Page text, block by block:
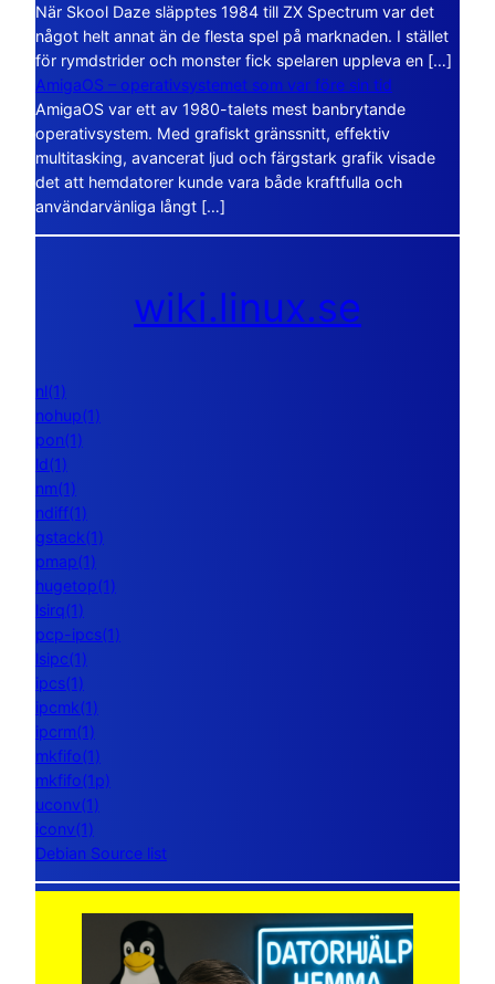
När Skool Daze släpptes 1984 till ZX Spectrum var det
något helt annat än de flesta spel på marknaden. I stället
för rymdstrider och monster fick spelaren uppleva en […]
AmigaOS – operativsystemet som var före sin tid
AmigaOS var ett av 1980-talets mest banbrytande
operativsystem. Med grafiskt gränssnitt, effektiv
multitasking, avancerat ljud och färgstark grafik visade
det att hemdatorer kunde vara både kraftfulla och
användarvänliga långt […]
wiki.linux.se
nl(1)
nohup(1)
pon(1)
ld(1)
nm(1)
ndiff(1)
gstack(1)
pmap(1)
hugetop(1)
lsirq(1)
pcp-ipcs(1)
lsipc(1)
ipcs(1)
ipcmk(1)
ipcrm(1)
mkfifo(1)
mkfifo(1p)
uconv(1)
iconv(1)
Debian Source list